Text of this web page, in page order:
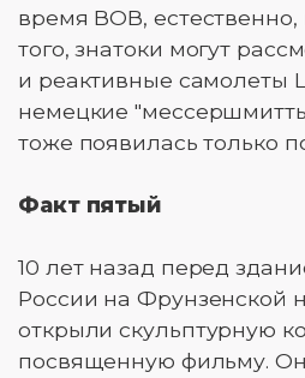
время ВОВ,
того, знатоки могут
и реактивные самолеты
немецкие
тоже появилась только
Факт пятый
10 лет назад перед
России на Фрунзенской
открыли скульптурную
посвященную фильму.